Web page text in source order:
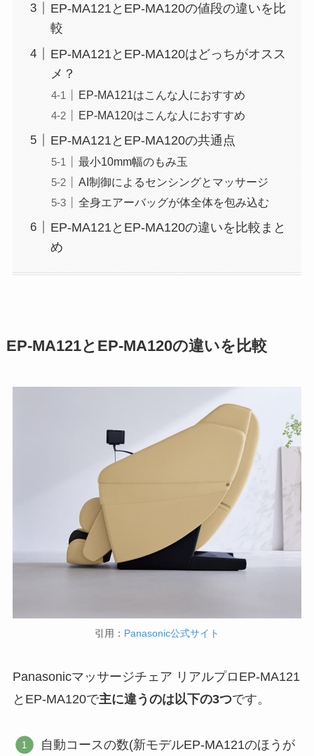
EP-MA121とEP-MA120の値段の違いを比
較
EP-MA121とEP-MA120はどっちがオスス
メ？
EP-MA121はこんな人におすすめ
EP-MA120はこんな人におすすめ
EP-MA121とEP-MA120の共通点
最小10mm幅のもみ玉
AI制御によるセンシングとマッサージ
全身エアーバッグが体全体を包み込む
EP-MA121とEP-MA120の違いを比較まと
め
EP-MA121とEP-MA120の違いを比較
引用： Panasonic公式サイト
Panasonicマッサージチェア リアルプロEP-MA121
とEP-MA120で主に違うのは以下の3つです。
自動コースの数(新モデルEP-MA121のほうが